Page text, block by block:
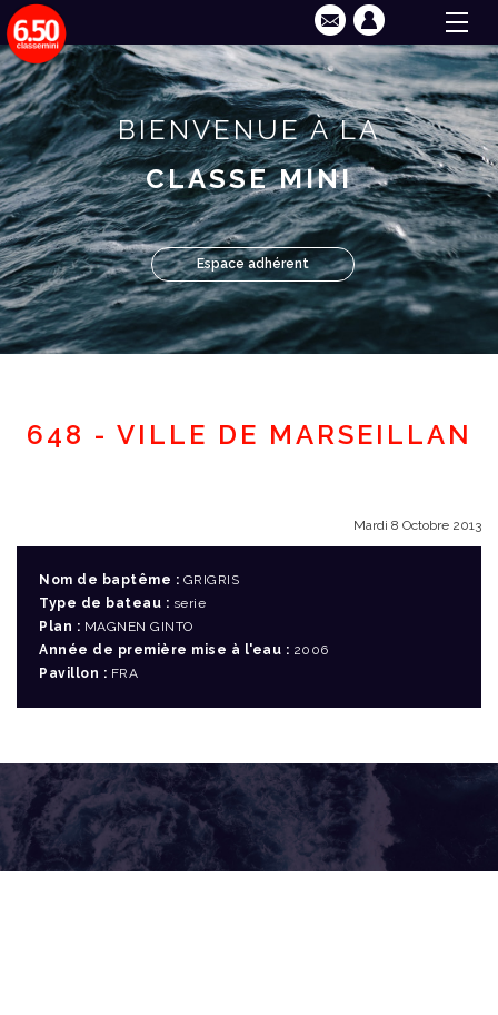
BIENVENUE À LA
CLASSE MINI
Espace adhérent
648 - VILLE DE MARSEILLAN
Mardi 8 Octobre 2013
Nom de baptême : GRIGRIS
Type de bateau : serie
Plan : MAGNEN GINTO
Année de première mise à l'eau : 2006
Pavillon : FRA